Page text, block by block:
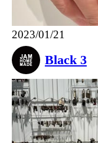
2023/01/21
Black 3